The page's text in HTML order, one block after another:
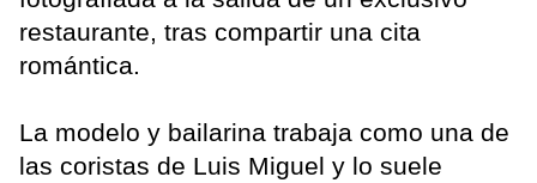
restaurante, tras compartir una cita
romántica.
La modelo y bailarina trabaja como una de
las coristas de Luis Miguel y lo suele